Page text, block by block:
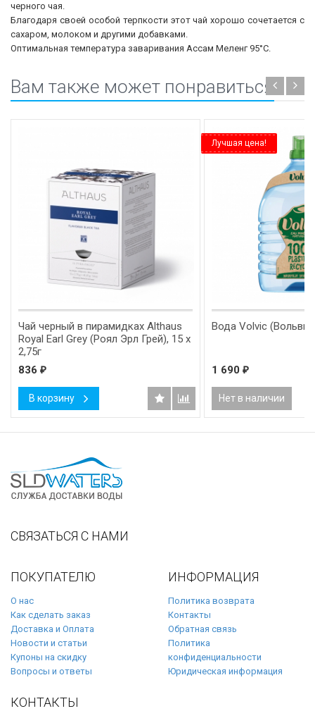
черного чая.
Благодаря своей особой терпкости этот чай хорошо сочетается с
сахаром, молоком и другими добавками.
Оптимальная температура заваривания Ассам Меленг 95°С.
Вам также может понравиться
Чай черный в пирамидках Althaus
Royal Earl Grey (Роял Эрл Грей), 15 х
2,75г
836 ₽
В корзину
Лучшая цена!
Вода Volvic
1 690 ₽
Нет в наличии
СВЯЗАТЬСЯ С НАМИ
ПОКУПАТЕЛЮ
О нас
Как сделать заказ
Доставка и Оплата
Новости и статьи
Купоны на скидку
Вопросы и ответы
ИНФОРМАЦИЯ
Политика возврата
Контакты
Обратная связь
Политика
конфиденциальности
Юридическая информация
КОНТАКТЫ